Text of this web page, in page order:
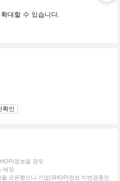
대할 수 있습니다.
확인
정보일 경우
매장
오픈했으나 기업(SHOP)정보 미변경중인